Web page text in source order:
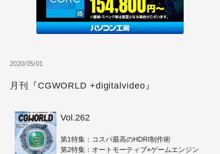
2020/05/01
月刊『CGWORLD +digitalvideo』
Vol.262
第1特集：コスパ最高のHDRI制作術
第2特集：オートモーティブ×ゲームエンジン